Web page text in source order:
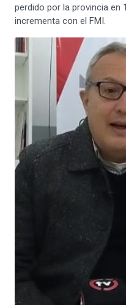
perdido por la provincia en
incrementa con el FMI.